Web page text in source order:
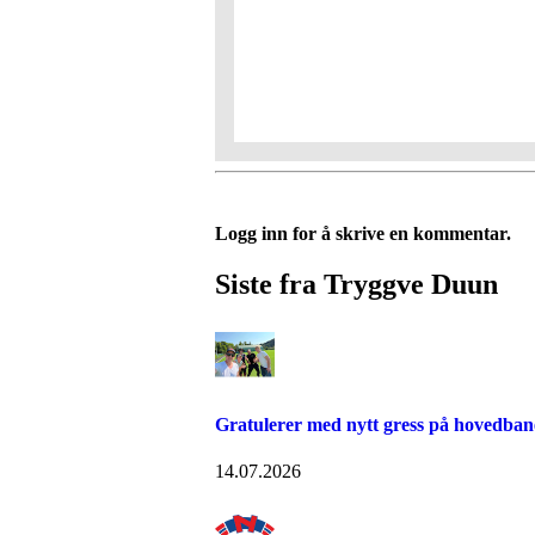
Logg inn for å skrive en kommentar.
Siste fra Tryggve Duun
Gratulerer med nytt gress på
14.07.2026